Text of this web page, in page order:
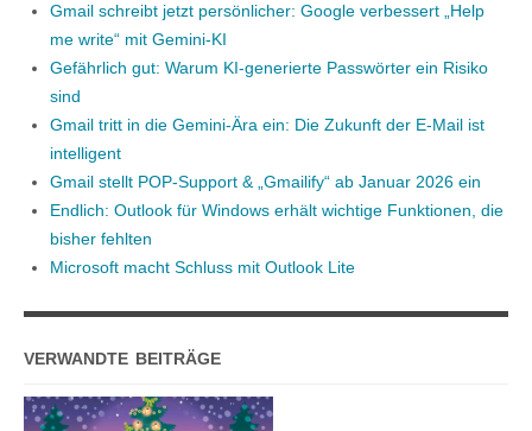
Gmail schreibt jetzt persönlicher: Google verbessert „Help
me write“ mit Gemini-KI
Gefährlich gut: Warum KI-generierte Passwörter ein Risiko
sind
Gmail tritt in die Gemini-Ära ein: Die Zukunft der E-Mail ist
intelligent
Gmail stellt POP-Support & „Gmailify“ ab Januar 2026 ein
Endlich: Outlook für Windows erhält wichtige Funktionen, die
bisher fehlten
Microsoft macht Schluss mit Outlook Lite
VERWANDTE BEITRÄGE